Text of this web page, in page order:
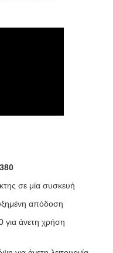
σε μία συσκευή
απόδοση
για άνετη χρήση